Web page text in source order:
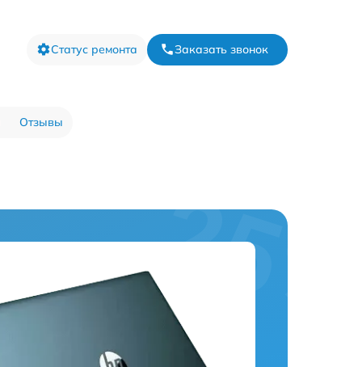
Статус ремонта Заказать звонок
Отзывы